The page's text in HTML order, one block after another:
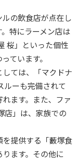
の飲食店が点在し
特にラーメン店は
桜」といった個性
ています。
ては、「マクドナ
ルーも完備されて
ます。また、ファ
店」は、家族での
提供する「藪塚食
ます。その他に